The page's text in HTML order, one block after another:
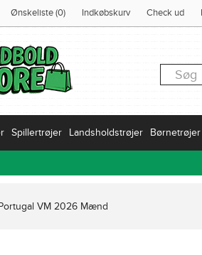
Ønskeliste (0) Indkøbskurv Check ud
Spillertrøjer Landsholdstrøjer Børnetrøjer
VM 2026 Mænd